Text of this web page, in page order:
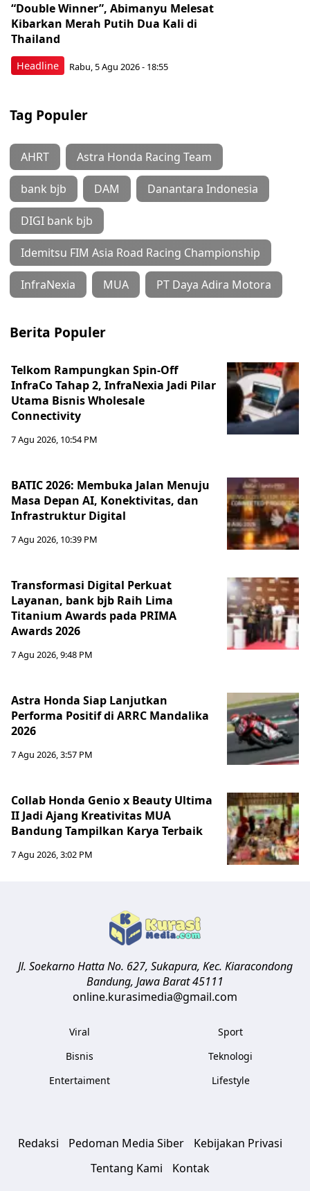
Headline
“Double Winner”, Abimanyu Melesat
Kibarkan Merah Putih Dua Kali di
Thailand
Rabu, 5 Agu 2026 - 18:55
Tag Populer
AHRT Astra Honda Racing Team
bank bjb DAM Danantara Indonesia
DIGI bank bjb
Idemitsu FIM Asia Road Racing Championship
InfraNexia MUA PT Daya Adira Motora
Berita Populer
Telkom Rampungkan Spin-Off
InfraCo Tahap 2, InfraNexia Jadi Pilar
Utama Bisnis Wholesale
Connectivity
7 Agu 2026, 10:54 PM
BATIC 2026: Membuka Jalan Menuju
Masa Depan AI, Konektivitas, dan
Infrastruktur Digital
7 Agu 2026, 10:39 PM
Transformasi Digital Perkuat
Layanan, bank bjb Raih Lima
Titanium Awards pada PRIMA
Awards 2026
7 Agu 2026, 9:48 PM
Astra Honda Siap Lanjutkan
Performa Positif di ARRC Mandalika
2026
7 Agu 2026, 3:57 PM
Collab Honda Genio x Beauty Ultima
II Jadi Ajang Kreativitas MUA
Bandung Tampilkan Karya Terbaik
7 Agu 2026, 3:02 PM
Jl. Soekarno Hatta No. 627, Sukapura, Kec. Kiaracondong
Bandung, Jawa Barat45111
online.kurasimedia@gmail.com
Viral
Bisnis
Entertaiment
Sport
Teknologi
Lifestyle
Redaksi Pedoman Media Siber
Kebijakan Privasi
Tentang Kami
Kontak